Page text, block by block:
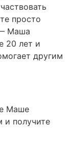
просто
Маша
20 лет и
другим
Маше
и получите